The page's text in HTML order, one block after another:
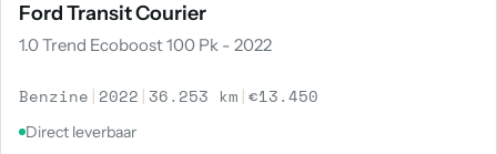
Ford Transit Courier
1.0 Trend Ecoboost 100 Pk - 2022
Benzine | 2022 | 36.253 km |€13.450
Direct leverbaar